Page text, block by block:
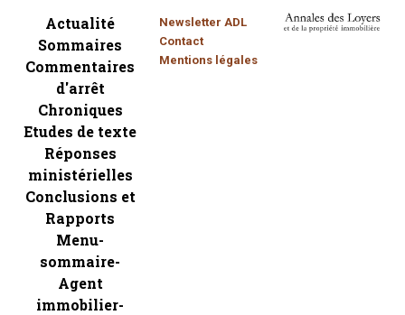
Actualité
Sommaires
Commentaires
d'arrêt
Chroniques
Etudes de texte
Réponses
ministérielles
Conclusions et
Rapports
Menu-
sommaire-
Agent
immobilier-
Newsletter ADL
Contact
Mentions légales